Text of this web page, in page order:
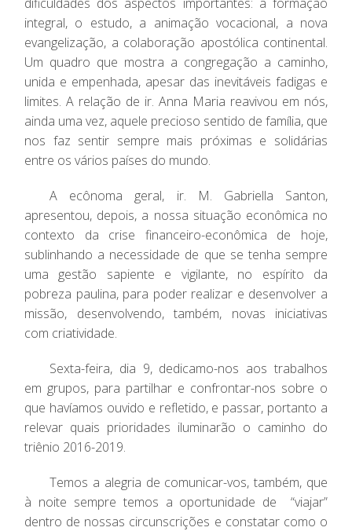
integral, o estudo, a animação vocacional, a nova
evangelização, a colaboração apostólica continental.
Um quadro que mostra a congregação a caminho,
unida e empenhada, apesar das inevitáveis fadigas e
limites. A relação de ir. Anna Maria reavivou em nós,
ainda uma vez, aquele precioso sentido de família, que
nos faz sentir sempre mais próximas e solidárias
entre os vários países do mundo.
A ecônoma geral, ir. M. Gabriella Santon,
apresentou, depois, a nossa situação econômica no
contexto da crise financeiro-econômica de hoje,
sublinhando a necessidade de que se tenha sempre
uma gestão sapiente e vigilante, no espírito da
pobreza paulina, para poder realizar e desenvolver a
missão, desenvolvendo, também, novas iniciativas
com criatividade.
Sexta-feira, dia 9, dedicamo-nos aos trabalhos
em grupos, para partilhar e confrontar-nos sobre o
que havíamos ouvido e refletido, e passar, portanto a
relevar quais prioridades iluminarão o caminho do
triênio 2016-2019.
Temos a alegria de comunicar-vos, também, que
à noite sempre temos a oportunidade de “viajar”
dentro de nossas circunscrições e constatar como o